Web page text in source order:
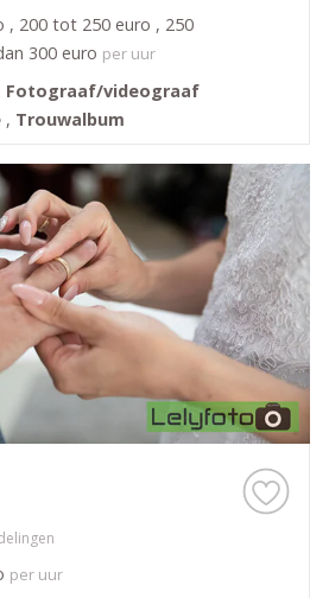
, 200 tot 250 euro , 250
300 euro per uur
Fotograaf/videograaf
, Trouwalbum
per uur